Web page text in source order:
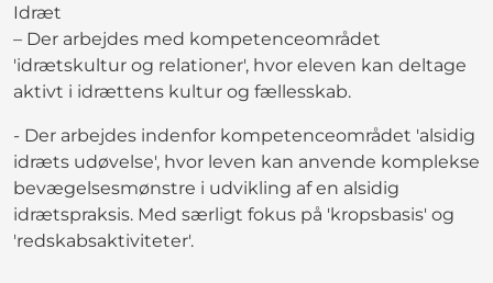
Idræt
– Der arbejdes med kompetenceområdet
'idrætskultur og relationer', hvor eleven kan deltage
aktivt i idrættens kultur og fællesskab.
- Der arbejdes indenfor kompetenceområdet 'alsidig
idræts udøvelse', hvor leven kan anvende komplekse
bevægelsesmønstre i udvikling af en alsidig
idrætspraksis. Med særligt fokus på 'kropsbasis' og
'redskabsaktiviteter'.